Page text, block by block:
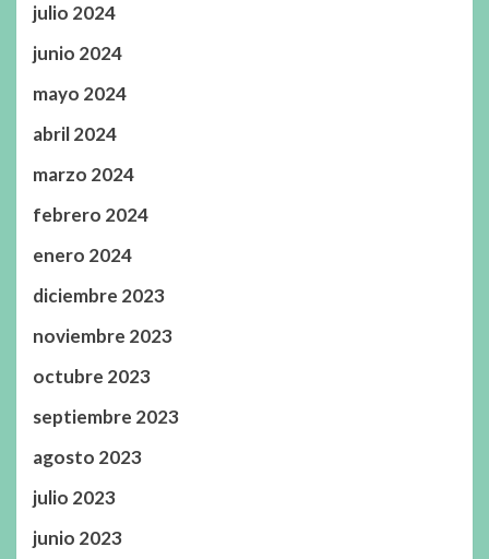
julio 2024
junio 2024
mayo 2024
abril 2024
marzo 2024
febrero 2024
enero 2024
diciembre 2023
noviembre 2023
octubre 2023
septiembre 2023
agosto 2023
julio 2023
junio 2023